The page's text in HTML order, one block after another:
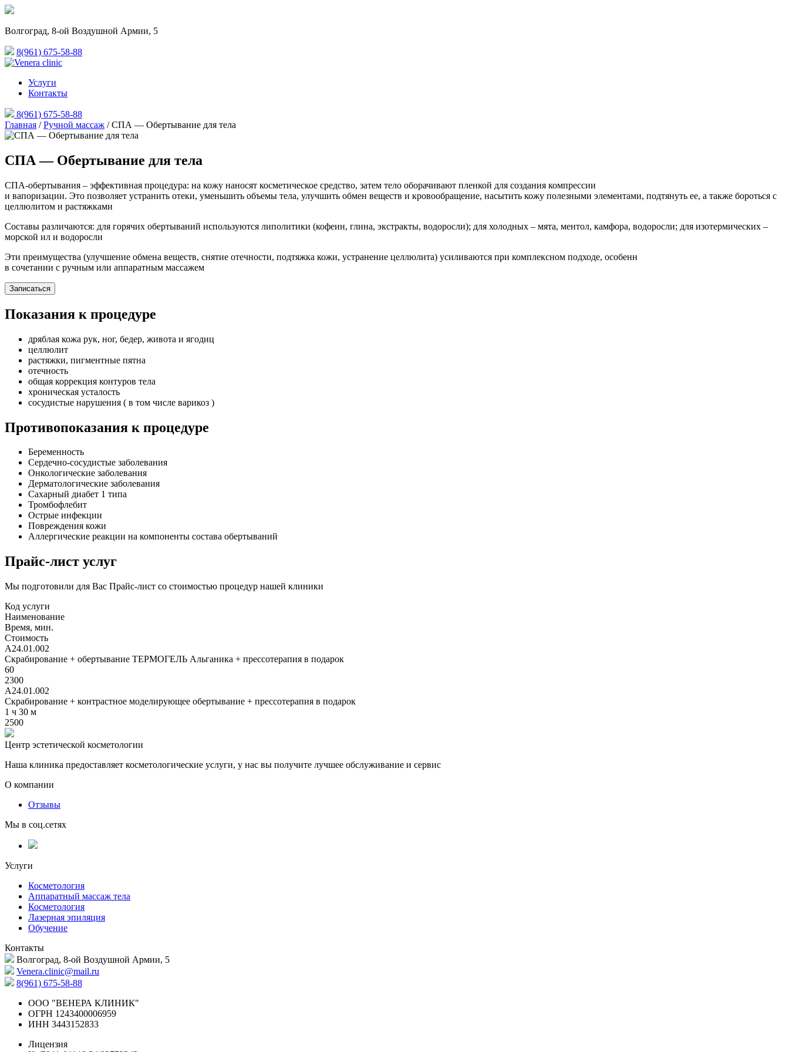
Волгоград, 8-ой Воздушной Армии, 5
8(961) 675-58-88
Услуги
Контакты
8(961) 675-58-88
Главная / Ручной массаж / СПА — Обертывание для тела
СПА — Обертывание для тела
СПА-обертывания – эффективная процедура: на кожу наносят косметическое средство, затем тело оборачивают пленкой для создания компрессии
и вапоризации. Это позволяет устранить отеки, уменьшить объемы тела, улучшить обмен веществ и кровообращение, насытить кожу полезными элементами, подтянуть ее, а также бороться с
целлюлитом и растяжками
Составы различаются: для горячих обертываний используются липолитики (кофеин, глина, экстракты, водоросли); для холодных – мята, ментол, камфора, водоросли; для изотермических –
морской ил и водоросли
Эти преимущества (улучшение обмена веществ, снятие отечности, подтяжка кожи, устранение целлюлита) усиливаются при комплексном подходе, особенн
в сочетании с ручным или аппаратным массажем
Записаться
Показания к процедуре
дряблая кожа рук, ног, бедер, живота и ягодиц
целлюлит
растяжки, пигментные пятна
отечность
общая коррекция контуров тела
хроническая усталость
сосудистые нарушения ( в том числе варикоз )
Противопоказания к процедуре
Беременность
Сердечно-сосудистые заболевания
Онкологические заболевания
Дерматологические заболевания
Сахарный диабет 1 типа
Тромбофлебит
Острые инфекции
Повреждения кожи
Аллергические реакции на компоненты состава обертываний
Прайс-лист услуг
Мы подготовили для Вас Прайс-лист со стоимостью процедур нашей клиники
Код услуги
Наименование
Время, мин.
Стоимость
A24.01.002
Скрабирование + обертывание ТЕРМОГЕЛЬ Альганика + прессотерапия в подарок
60
2300
A24.01.002
Скрабирование + контрастное моделирующее обертывание + прессотерапия в подарок
1 ч 30 м
2500
Центр эстетической косметологии
Наша клиника предоставляет косметологические услуги, у нас вы получите лучшее обслуживание и сервис
О компании
Отзывы
Мы в соц.сетях
Услуги
Косметология
Аппаратный массаж тела
Косметология
Лазерная эпиляция
Обучение
Контакты
Волгоград, 8-ой Воздушной Армии, 5
Venera.clinic@mail.ru
8(961) 675-58-88
ООО "ВЕНЕРА КЛИНИК"
ОГРН 1243400006959
ИНН 3443152833
Лицензия